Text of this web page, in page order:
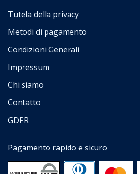
Tutela della privacy
Metodi di pagamento
Condizioni Generali
Impressum
Chi siamo
Contatto
GDPR
Pagamento rapido e sicuro